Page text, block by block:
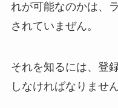
れが可能なのかは、
されていまぜん。
それを知るには、登
しなければなりません